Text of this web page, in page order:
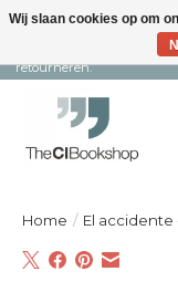
Snelle levering en
retourneren.
Home / El
Wij slaan cookies op om